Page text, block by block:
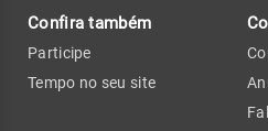
Confira também
Participe
Tempo no seu site